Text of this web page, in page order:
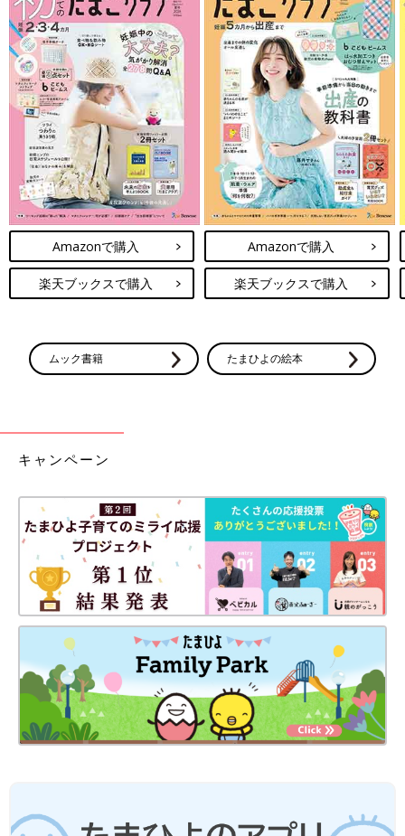
――子どもの靴の選び方で、冬の季節に限らず、注意をすべきこ
とはありますか？
吉村 運動靴選びで、推奨されているの条件は4つあります。
（１）面テープがついていて、足にフィットさせられる調節がで
きること。
（２）かかとがかたくて足の着地時にぐらつかず、足をしっかり
ささえてくれること。
（３）ファーストシューズでは靴底は平らで安定性があり、まだ
不安定さのある立ち姿勢を足元で支えてくれること。セカンドシ
ューズ以降は、踏み返し動作をしたときに曲がる足の部分（親指
つけ根の足関節）と同じ部分に曲がりやすい工夫がされて（しな
やかに曲がり、自然に戻る柔軟性）前進しやすいこと。
（４）カップインソールと呼ばれる形状の中敷きが入っていて、
取り出せること。
吉村 インソールのかかとの端と赤ちゃん・子どもの足のかかと
㎜以下になったら5㎜上のサイズに変更します。すると、指先の
ファーストシューズからセカンドシューズに変わるころ（1～2歳
ごろ）は、1年で2cm成長し、その後は1年に1cm成長と変わって
いくので、とくに2歳までは頻繁にサイズの確認が必要です。
また、お下がりは靴の消耗がなければどんどん行って大丈夫で
す。お下がりの靴はダメというインターネット上の情報があった
りしますが、根拠はありません。お下がりをうまく利用してこま
めにサイズ交換（0.5cmずつ）をしましょう。
――衛生面でも中敷きが取り出せたほうがいいでしょうか？
吉村 そうです。足は全身の中でもっとも細菌の繁殖が多く起き
る場所なのを知っていますか。細菌は湿って温かな場所で繁殖
モノなのです。汚れやすい子ども靴にとって、時短
で清潔を保て
Amazonで購入
楽天ブックスで購入
Amazonで購入
楽天ブックスで購入
ムック書籍 たまひよの絵本
キャンペーン